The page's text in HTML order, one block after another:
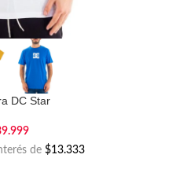
DC Star
de $13.333